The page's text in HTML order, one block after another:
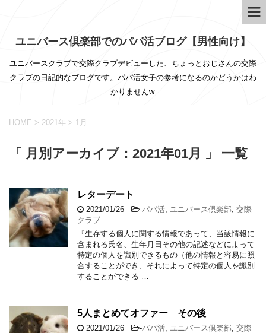
ユニバース倶楽部でのパパ活ブログ【男性向け】
ユニバースクラブで交際クラブデビューした、ちょっとおじさんの交際
クラブの日記的なブログです。パパ活女子の参考になるのかどうかはわ
かりませんw.
HOME > 2021年 > 1月
「 月別アーカイブ：2021年01月 」 一覧
レターデート
2021/01/26 -パパ活 ユニバース倶楽部 交際
クラブ
『生存する個人に関する情報であって、当該情報に
含まれる氏名、生年月日その他の記述などによって
特定の個人を識別できるもの（他の情報と容易に照
合することができ、それによって特定の個人を識別
することができる …
5人まとめてオファー その後
2021/01/26 -パパ活 ユニバース倶楽部 交際